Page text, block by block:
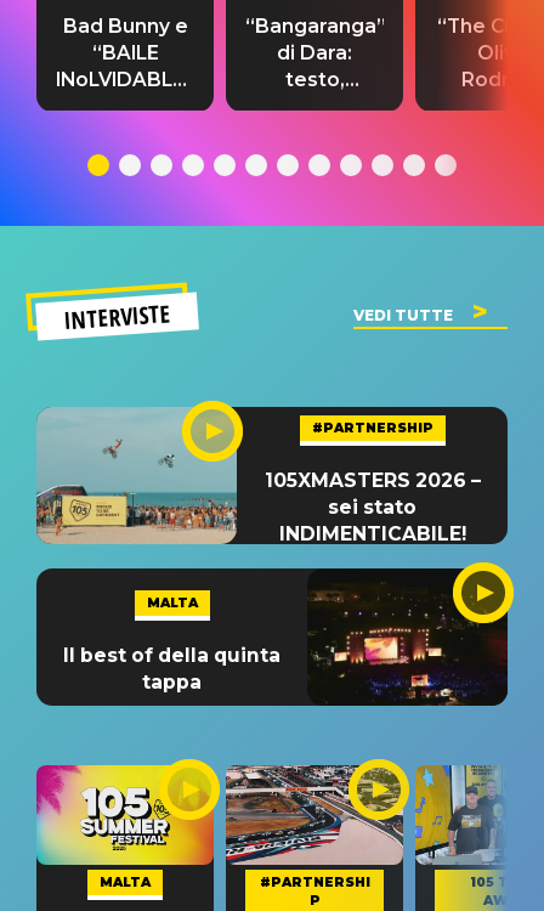
Bad Bunny e
“BAILE
INoLVIDABLE”:
testo,
significato
“Bangaranga”
di Dara:
testo,
traduzione e
del singolo
“The
Olivia
testo,
INTERVISTE VEDI TUTTE
#PARTNERSHIP
105XMASTERS 2026 –
sei stato
INDIMENTICABILE!
MALTA
Il best of della quinta
tappa
MALTA
#PARTNERSHI
P
105 TAKE
AWAY